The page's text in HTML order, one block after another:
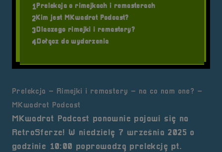
Prelekcja – Rimejki i remastery – na co nam one? –
MKwadrat Podcast
MKwadrat Podcast ponownie pojawi się na
RetroSferze! W niedzielę 7 września 2025 o
godzinie 10:00 poprowadzą prelekcję pt.
1Prelekcja o rimejkach i remasterach
2Kim jest MKwadrat Podcast?
3Dlaczego rimejki i remastery?
4Dołącz do wydarzenia